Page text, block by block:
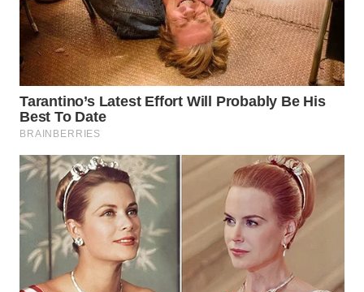
WN
MAJALENGKA
WN
SUBANG
WN
WN
PURWAKARTA
WN
PRIANGAN
TIMUR